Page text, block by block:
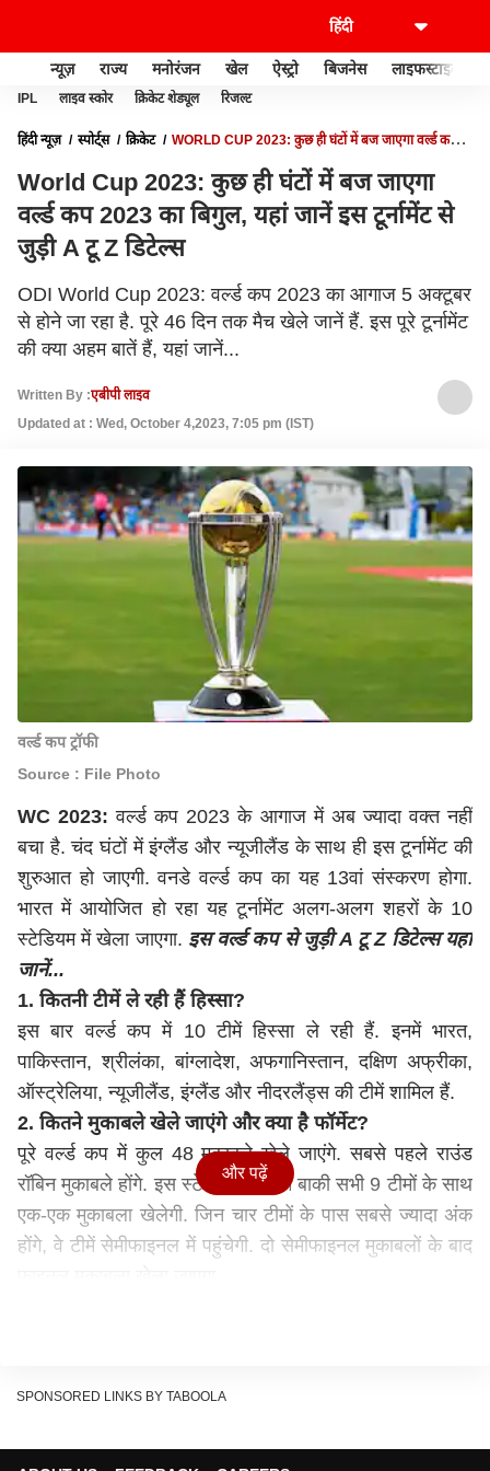
न्यूज़ राज्य मनोरंजन खेल ऐस्ट्रो बिजनेस लाइफस्टाइल
IPL लाइव स्कोर क्रिकेट शेड्यूल रिजल्ट
हिंदी न्यूज़ स्पोर्ट्स क्रिकेट
WORLD CUP 2023: कुछ ही घंटों में बज जाएगा वर्ल्ड कप
World Cup 2023: कुछ ही घंटों में बज जाएगा
वर्ल्ड कप 2023 का बिगुल, यहां जानें इस टूर्नामेंट से
जुड़ी A टू Z डिटेल्स
ODI World Cup 2023: वर्ल्ड कप 2023 का आगाज 5 अक्टूबर
से होने जा रहा है. पूरे 46 दिन तक मैच खेले जानें हैं. इस पूरे टूर्नामेंट
की क्या अहम बातें हैं, यहां जानें...
Written By :एबीपी लाइव
Updated at : Wed, October 4,2023, 7:05 pm (IST)
वर्ल्ड कप ट्रॉफी
Source : File Photo
WC 2023: वर्ल्ड कप 2023 के आगाज में अब ज्यादा वक्त नहीं
बचा है. चंद घंटों में इंग्लैंड और न्यूजीलैंड के साथ ही इस टूर्नामेंट की
शुरुआत हो जाएगी. वनडे वर्ल्ड कप का यह 13वां संस्करण होगा.
भारत में आयोजित हो रहा यह टूर्नामेंट अलग-अलग शहरों के 10
स्टेडियम में खेला जाएगा. इस वर्ल्ड कप से जुड़ी A टू Z डिटेल्स यहां
जानें...
1. कितनी टीमें ले रही हैं हिस्सा?
इस बार वर्ल्ड कप में 10 टीमें हिस्सा ले रही हैं. इनमें भारत,
पाकिस्तान, श्रीलंका, बांग्लादेश, अफगानिस्तान, दक्षिण अफ्रीका,
ऑस्ट्रेलिया, न्यूजीलैंड, इंग्लैंड और नीदरलैंड्स की टीमें शामिल हैं.
2. कितने मुकाबले खेले जाएंगे और क्या है फॉर्मेट?
पूरे वर्ल्ड कप में कुल 48 मुकाबले खेले जाएंगे. सबसे पहले राउंड
रॉबिन मुकाबले होंगे. इस स्टेज में एक टीम बाकी सभी 9 टीमों के साथ
एक-एक मुकाबला खेलेगी. जिन चार टीमों के पास सबसे ज्यादा अंक
होंगे, वे टीमें सेमीफाइनल में पहुंचेगी. दो सेमीफाइनल मुकाबलों के बाद
मुकाबलों के लिए दो समय निर्धारित हैं. दिन में होने वाले मुकाबले सुबह
और पढ़ें
SPONSORED LINKS BY TABOOLA